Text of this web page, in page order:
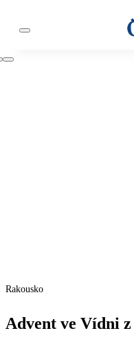
Rakousko
Advent ve Vídni